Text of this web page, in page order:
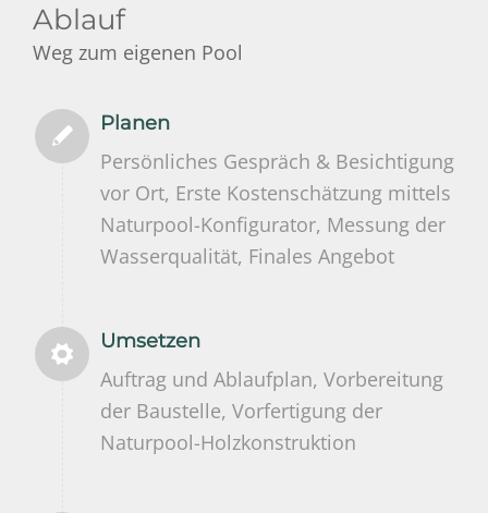
Ablauf
Weg zum eigenen Pool
Planen
Persönliches Gespräch & Besichtigung
vor Ort, Erste Kostenschätzung mittels
Naturpool-Konfigurator, Messung der
Wasserqualität, Finales Angebot
Umsetzen
Auftrag und Ablaufplan, Vorbereitung
der Baustelle, Vorfertigung der
Naturpool-Holzkonstruktion